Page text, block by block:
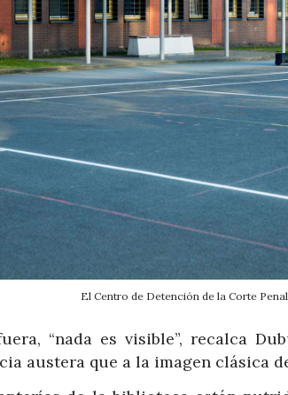
El Centro de Detención de la Corte
“nada es visible”, recalca
austera que a la imagen clásica